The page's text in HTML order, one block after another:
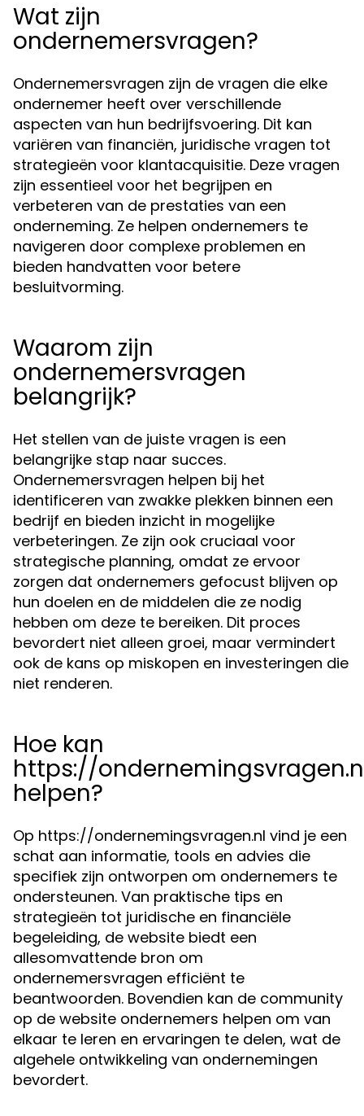
Wat zijn
ondernemersvragen?
Ondernemersvragen zijn de vragen die elke
ondernemer heeft over verschillende
aspecten van hun bedrijfsvoering. Dit kan
variëren van financiën, juridische vragen tot
strategieën voor klantacquisitie. Deze vragen
zijn essentieel voor het begrijpen en
verbeteren van de prestaties van een
onderneming. Ze helpen ondernemers te
navigeren door complexe problemen en
bieden handvatten voor betere
besluitvorming.
Waarom zijn
ondernemersvragen
belangrijk?
Het stellen van de juiste vragen is een
belangrijke stap naar succes.
Ondernemersvragen helpen bij het
identificeren van zwakke plekken binnen een
bedrijf en bieden inzicht in mogelijke
verbeteringen. Ze zijn ook cruciaal voor
strategische planning, omdat ze ervoor
zorgen dat ondernemers gefocust blijven op
hun doelen en de middelen die ze nodig
hebben om deze te bereiken. Dit proces
bevordert niet alleen groei, maar vermindert
ook de kans op miskopen en investeringen die
niet renderen.
Hoe kan
https://
helpen?
Op https://ondernemingsvragen.nl vind je een
schat aan informatie, tools en advies die
specifiek zijn ontworpen om ondernemers te
ondersteunen. Van praktische tips en
strategieën tot juridische en financiële
begeleiding, de website biedt een
allesomvattende bron om
ondernemersvragen efficiënt te
beantwoorden. Bovendien kan de community
op de website ondernemers helpen om van
elkaar te leren en ervaringen te delen, wat de
algehele ontwikkeling van ondernemingen
bevordert.